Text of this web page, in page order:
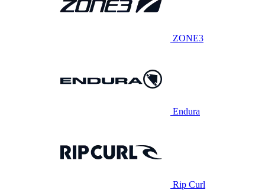
ZONE3
Endura
Rip Curl